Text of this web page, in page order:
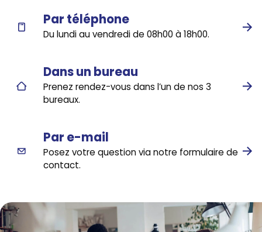
Par téléphone
Du lundi au vendredi de 08h00 à 18h00.
Dans un bureau
Prenez rendez-vous dans l’un de nos 3
bureaux.
Par e-mail
Posez votre question via notre formulaire de
contact.